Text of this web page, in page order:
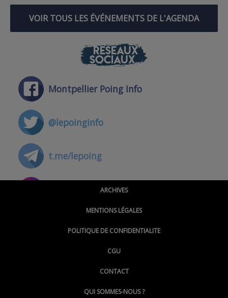
VOIR TOUS LES ÉVÉNEMENTS DE L'AGENDA
RÉSEAUX
SOCIAUX
Montpellier Poing Info
@lepoinginfo
t.me/lepoing
@montpellierpoinginfo
@LePoingMontpellier
ARCHIVES
MENTIONS LÉGALES
POLITIQUE DE CONFIDENTIALITE
CGU
CONTACT
QUI SOMMES-NOUS ?